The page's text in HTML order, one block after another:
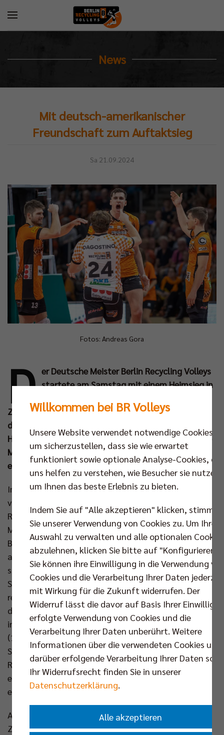
News
Mit deutsch-amerikanischer
Freundschaft zum Auftaktsieg
Sa 21.09.2024
Fotos: Andreas Gora
D er Deutsche Meister Berlin Recycling Volleys
startete am Samstag mit einem Heimsieg in
Zuschauern in der Max-Schmeling-Halle gewannen
die Berliner mit 3:0 (25:16, 26:24, 25:21) gegen die
Helios Grizzlys Giesen. Schlüssel zum Sieg war für die
Mannschaft um Topscorer und MVP Jake Hanes die
erfolgreiche Wende im zweiten Satz.
Im ersten Heimspiel der Saison standen neben den
vier Olympia-Fahrern Hannes Tille, Tobias Krick,
Ruben Schott und Moritz Reichert die drei US-Boys
Matthew Knigge, Jake Hanes und Kyle Dagostino von
Beginn an auf dem Court. Diese deutsch-
amerikanische Achse zeigte sich mit Tille am Service
sofort fokussiert. Bei 4:0 griff Gästecoach Itamar
Stein schon zur ersten Auszeit, aber weil Hanes
reihenweise punktete, zogen die BR Volleys stringent
davon (11:5, 14:7). Die Berliner Hausherren waren
insbesondere deutlich konsequenter im Angriff
(19:10) und für Begeisterung sorgten gegen
Satzende zwei spektakuläre Blocks von Kapitän
Ruben Schott (21:13, 23:15). Mit seinem vierten
erfolgreichen Angriff beendete Matt Knigge den
ersten Satz (25:16).
Auf den Rängen sorgte neben dem sportlichen
Zwischenergebnis die neue „ETL-Kisscam“ des
Willkommen bei BR Volleys
Unsere Website verwendet notwendige Cookies,
um sicherzustellen, dass sie wie erwartet
funktioniert sowie optionale Analyse-Cookies, die
uns helfen zu verstehen, wie Besucher sie nutzen,
um Ihnen das beste Erlebnis zu bieten.
Indem Sie auf "Alle akzeptieren" klicken, stimmen
Sie unserer Verwendung von Cookies zu. Um Ihre
Auswahl zu verwalten und alle optionalen Cookies
abzulehnen, klicken Sie bitte auf "Konfigurieren".
Sie können ihre Einwilligung in die Verwendung
Cookies und die Verarbeitung Ihrer Daten
mit Wirkung für die Zukunft widerrufen. Der
Widerruf lässt die davor auf Basis Ihrer
erfolgte Verwendung von Cookies und die
Verarbeitung Ihrer Daten unberührt. Weitere
Informationen über die verwendeten Cookies und
darüber erfolgende Verarbeitung Ihrer Daten
Ihr Widerrufsrecht finden Sie in unserer
Datenschutzerklärung.
Alle akzeptieren